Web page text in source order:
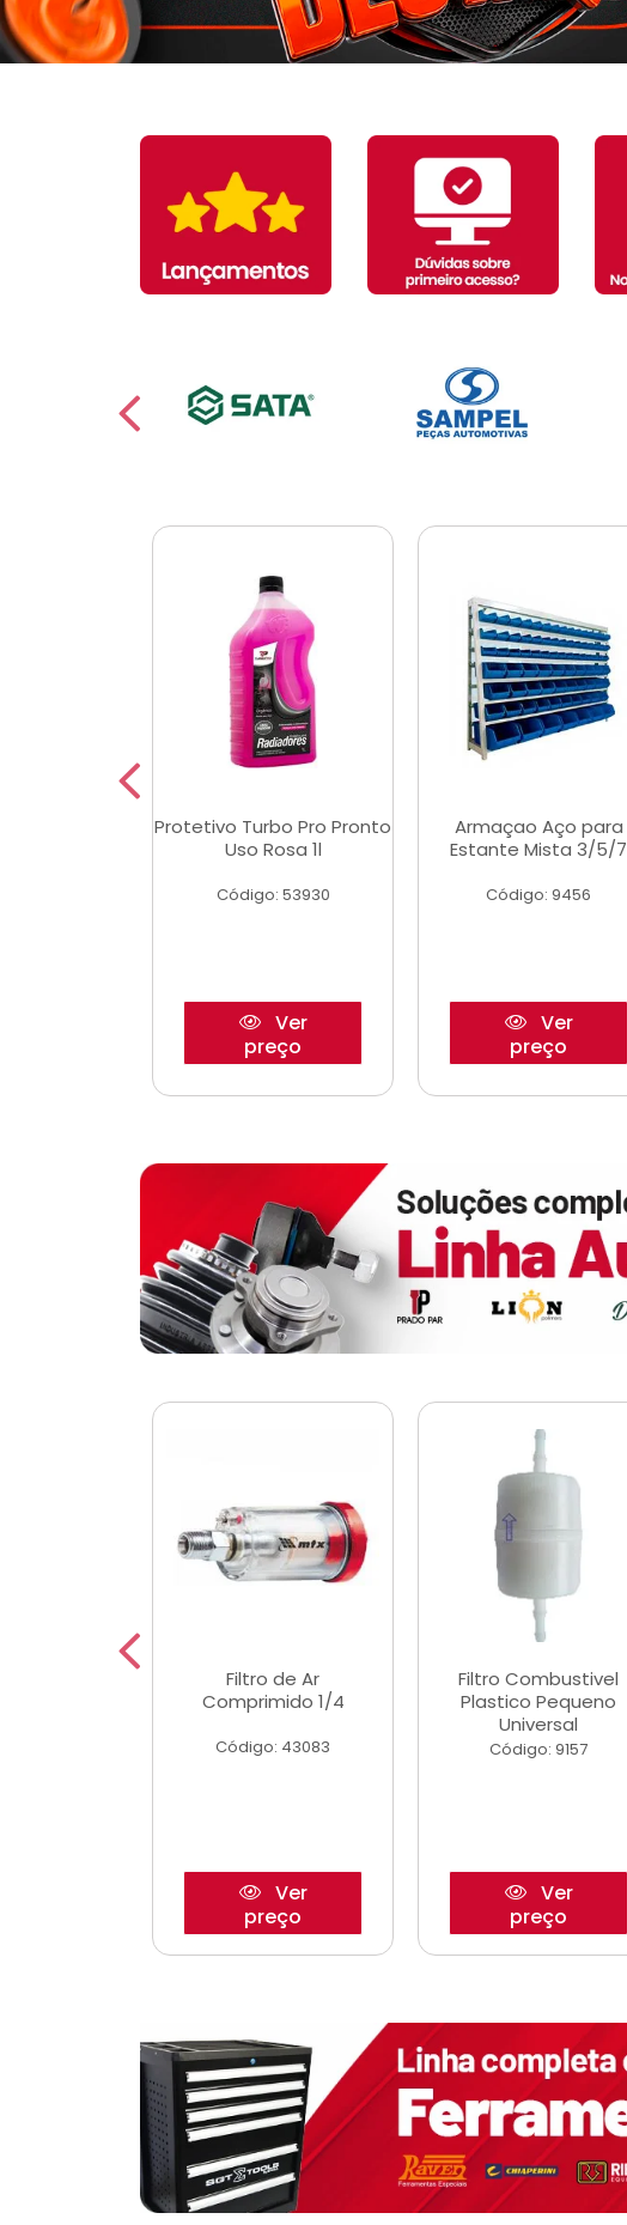
Protetivo Turbo Pro Pronto
Uso Rosa 1l
Código: 53930
Ver
preço
Armaçao Aço para
Estante Mista 3/5/7
Código: 9456
Ver
preço
Filtro de Ar
Comprimido 1/4
Código: 43083
Ver
preço
Filtro Combustivel
Plastico Pequeno
Universal
Código: 9157
Ver
preço